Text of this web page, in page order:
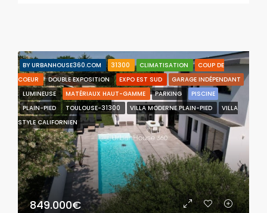
BY URBANHOUSE360.COM 31300 CLIMATISATION
COUP DE
COEUR
DOUBLE EXPOSITION EXPO EST SUD
GARAGE INDÉPENDANT
LUMINEUSE
MATÉRIAUX HAUT-GAMME PARKING
PISCINE
PLAIN-PIED
TOULOUSE-31300 VILLA MODERNE PLAIN-PIED
VILLA
STYLE CALIFORNIEN
849.000€